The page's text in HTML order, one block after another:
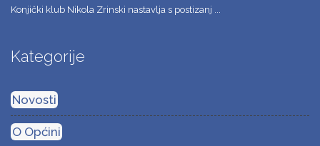
Konjički klub Nikola Zrinski nastavlja s postizanj ...
Kategorije
Novosti
O Općini